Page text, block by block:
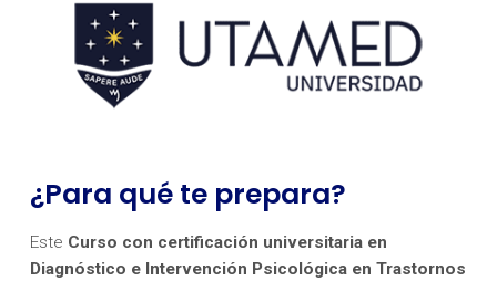
¿Para qué te prepara?
Este Curso con certificación universitaria en
Diagnóstico e Intervención Psicológica en Trastornos